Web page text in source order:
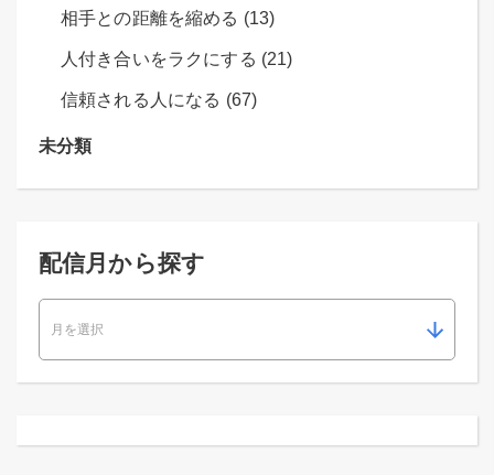
相手との距離を縮める (13)
人付き合いをラクにする (21)
信頼される人になる (67)
未分類
配信月から探す